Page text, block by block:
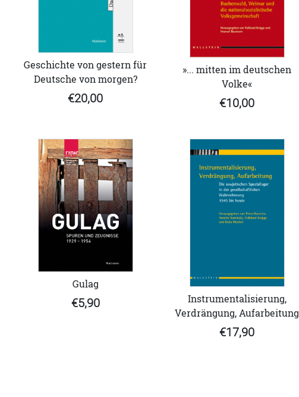
Geschichte von gestern für
Deutsche von morgen?
€20,00
»... mitten im deutschen
Volke«
€10,00
Gulag
€5,90
Instrumentalisierung,
Verdrängung, Aufarbeitung
€17,90